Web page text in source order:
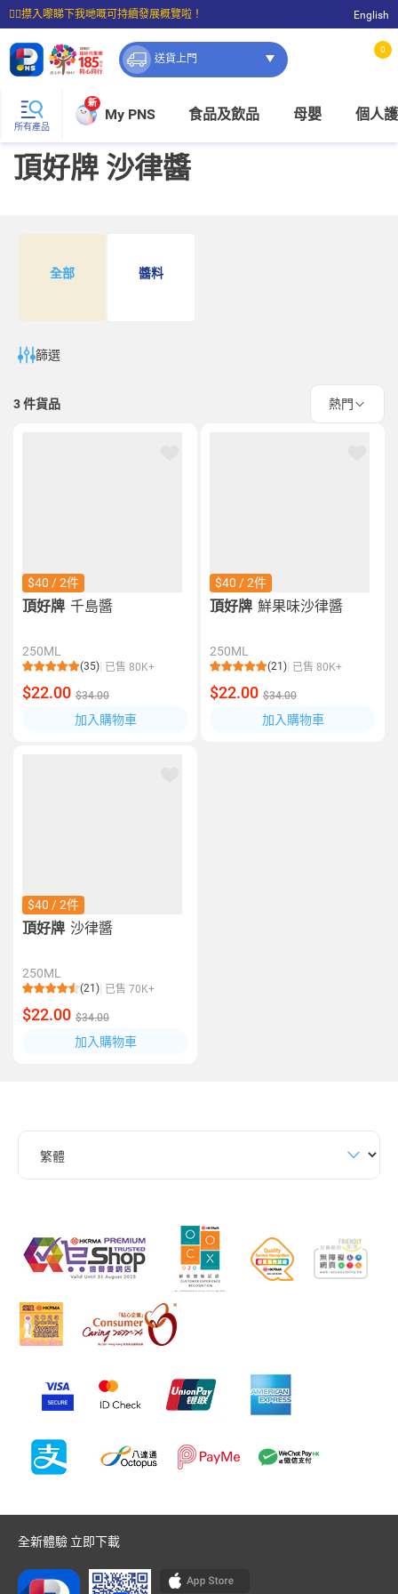
☝🏼㩒入嚟睇下我哋嘅可持續發展概覽啦！
⭐購物滿$399即享免費送貨；滿$100即可免費店取。
English
送貨上門
0
所有產品
新
My PNS 食品及飲品 母嬰 個人
頂好牌 沙律醬
全部 醬料
篩選
3件貨品 熱門
$40 / 2件
頂好牌 千島醬
250ML
(35) 已售 80K+
$22.00 $34.00
加入購物車
$40 / 2件
頂好牌 鮮果味沙律醬
250ML
(21) 已售 80K+
$22.00 $34.00
加入購物車
$40 / 2件
頂好牌 沙律醬
250ML
(21) 已售 70K+
$22.00 $34.00
加入購物車
全新體驗 立即下載